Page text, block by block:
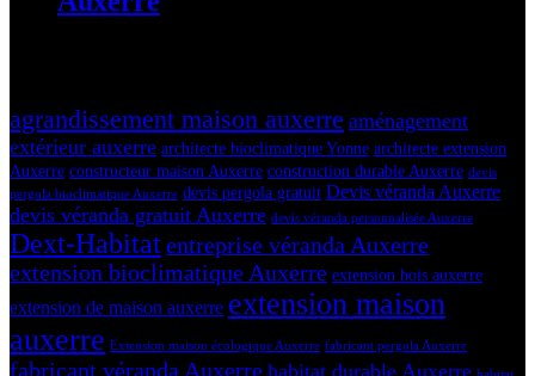
agrandissement maison auxerre aménagement
extérieur auxerre architecte bioclimatique Yonne architecte extension
Auxerre constructeur maison Auxerre construction durable Auxerre devis
pergola bioclimatique Auxerre devis pergola gratuit Devis véranda Auxerre
devis véranda gratuit Auxerre devis véranda personnalisée Auxerre
Dext-Habitatentreprise véranda Auxerre
extension bioclimatique Auxerre extension bois auxerre
extension de maison auxerre extension maison
auxerre Extension maison écologique Auxerre fabricant pergola Auxerre